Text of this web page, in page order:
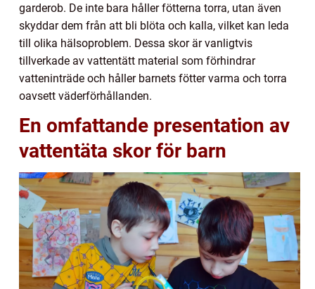
garderob. De inte bara håller fötterna torra, utan även
skyddar dem från att bli blöta och kalla, vilket kan leda
till olika hälsoproblem. Dessa skor är vanligtvis
tillverkade av vattentätt material som förhindrar
vatteninträde och håller barnets fötter varma och torra
oavsett väderförhållanden.
En omfattande presentation av
vattentäta skor för barn